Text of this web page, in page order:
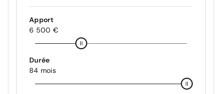
Apport
6 500 €
Durée
84 mois